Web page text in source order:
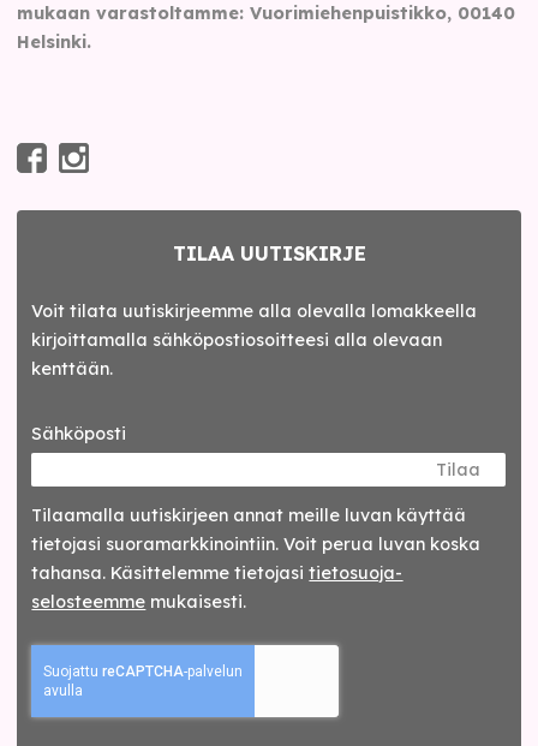
mukaan varastoltamme: Vuorimiehenpuistikko, 00140
Helsinki.
TILAA UUTISKIRJE
Voit tilata uutiskirjeemme alla olevalla lomakkeella
kirjoittamalla sähköpostiosoitteesi alla olevaan
kenttään.
Sähköposti
Tilaa
Tilaamalla uutis­kirjeen annat meille luvan käyttää
tietojasi suora­markkinointiin. Voit perua luvan koska
tahansa. Käsittelemme tietojasitieto­suoja­
selosteemme mukaisesti.